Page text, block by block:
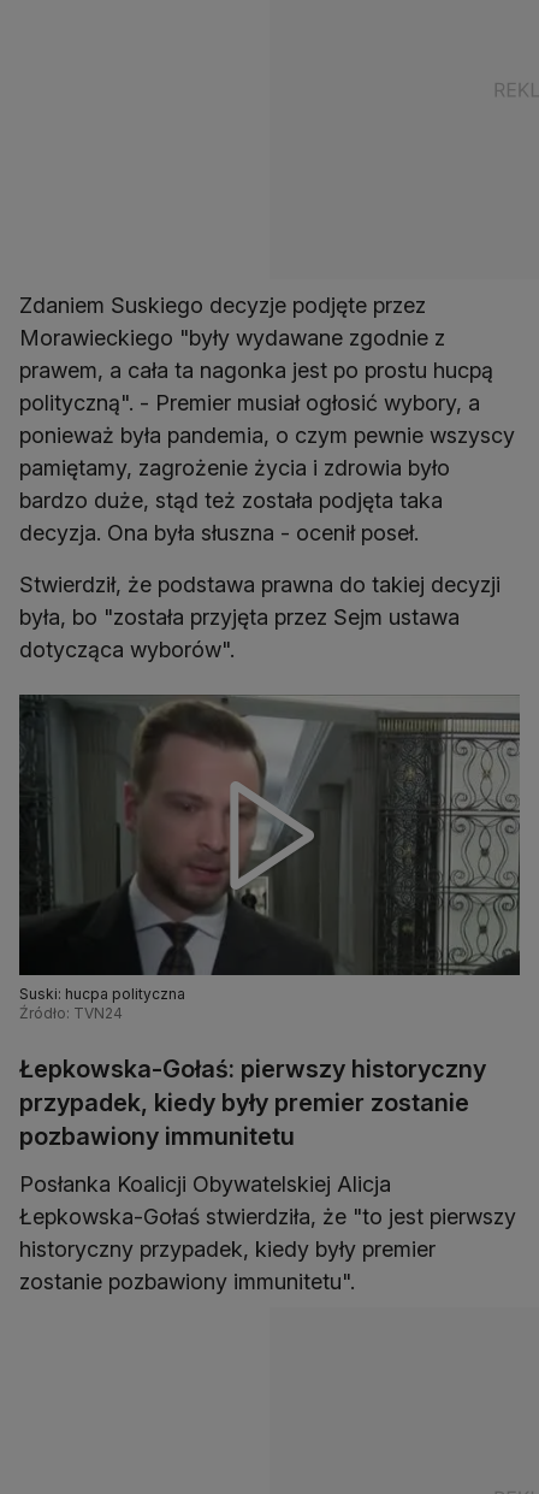
Zdaniem Suskiego decyzje podjęte przez
Morawieckiego "były wydawane zgodnie z
prawem, a cała ta nagonka jest po prostu hucpą
polityczną". - Premier musiał ogłosić wybory, a
ponieważ była pandemia, o czym pewnie wszyscy
pamiętamy, zagrożenie życia i zdrowia było
bardzo duże, stąd też została podjęta taka
decyzja. Ona była słuszna - ocenił poseł.
Stwierdził, że podstawa prawna do takiej decyzji
była, bo "została przyjęta przez Sejm ustawa
dotycząca wyborów".
Suski: hucpa polityczna
Źródło: TVN24
Łepkowska-Gołaś: pierwszy historyczny
przypadek, kiedy były premier zostanie
pozbawiony immunitetu
Posłanka Koalicji Obywatelskiej Alicja
Łepkowska-Gołaś stwierdziła, że "to jest pierwszy
historyczny przypadek, kiedy były premier
zostanie pozbawiony immunitetu".